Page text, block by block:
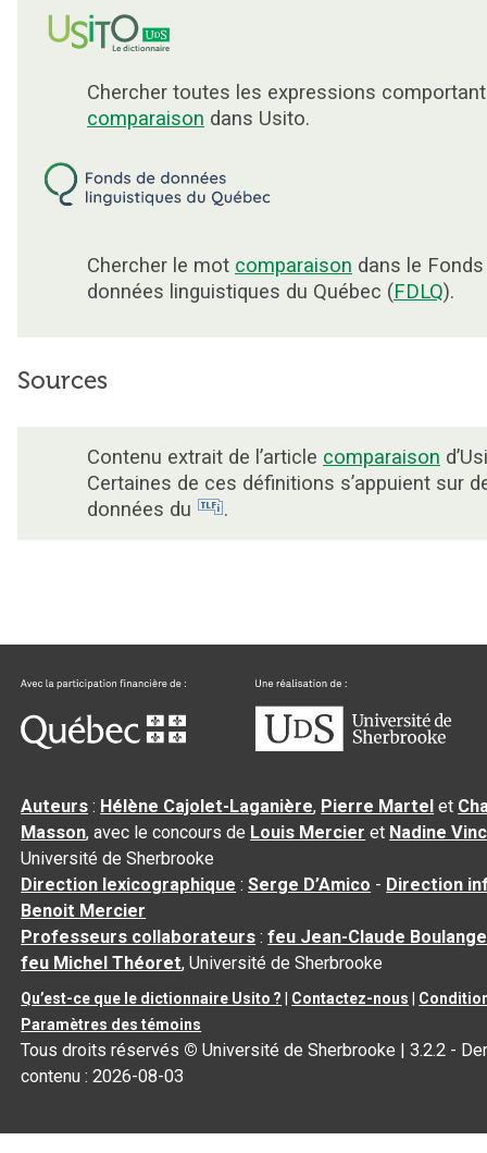
Chercher toutes les expressions
comparaison dans Usito.
Chercher le mot comparaison dans le
données linguistiques du Québec (FDLQ).
Sources
Contenu extrait de l’article comparaison
Certaines de ces définitions s’appuient sur
données du
.
Auteurs : Hélène Cajolet-Laganière, Pierre Martel et
Masson, avec le concours de Louis Mercier et Nadine
Université de Sherbrooke
Direction lexicographique :Serge D’Amico - Direction
Benoit Mercier
Professeurs collaborateurs :feu Jean-Claude
feu Michel Théoret, Université de Sherbrooke
Qu’est-ce que le dictionnaire Usito ? Contactez-nous
Paramètres des témoins
Tous droits réservés © Université de Sherbrooke |3.2.2 -
contenu :2026-08-03